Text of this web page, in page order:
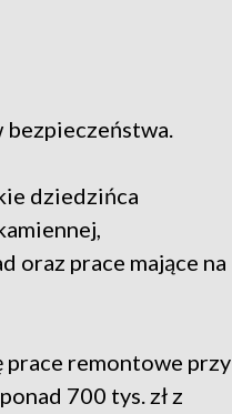
bezpieczeństwa.
dziedzińca
oraz prace mające na
prace remontowe przy
700 tys. zł z